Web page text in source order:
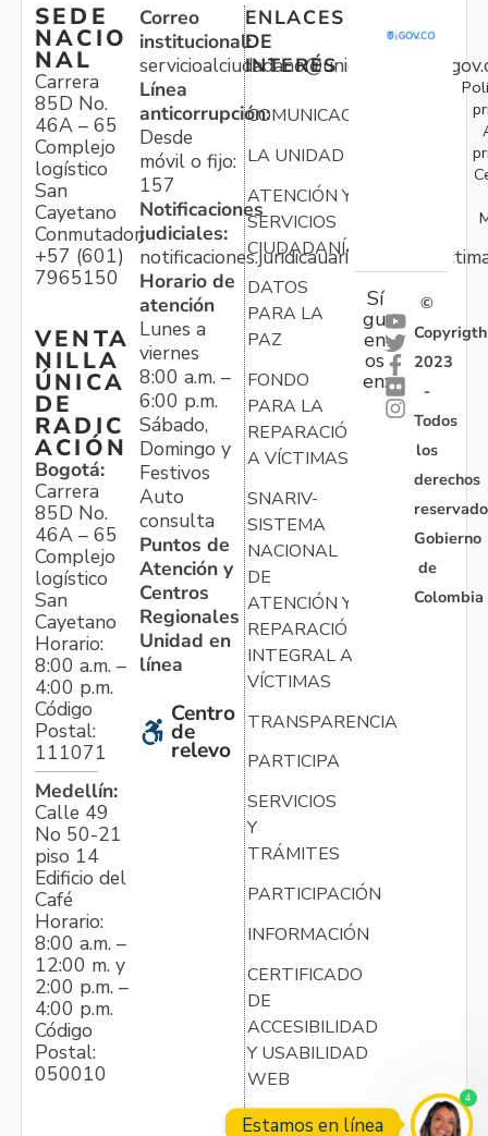
SEDE
NACIO
NAL
Carrera
85D No.
46A – 65
Complejo
logístico
San
Cayetano
Conmutador:
+57 (601)
7965150
VENTA
NILLA
ÚNICA
DE
RADIC
ACIÓN
Bogotá:
Carrera
85D No.
46A – 65
Complejo
logístico
San
Cayetano
Horario:
8:00 a.m. –
4:00 p.m.
Código
Postal:
111071
Medellín:
Calle 49
No 50-21
piso 14
Edificio del
Café
Horario:
8:00 a.m. –
12:00 m. y
2:00 p.m. –
4:00 p.m.
Código
Postal:
050010
Correo
institucional:
Línea
anticorrupción:
Desde
móvil o fijo:
157
Notificaciones
judiciales:
Horario de
atención
Lunes a
viernes
8:00 a.m. –
6:00 p.m.
Sábado,
Domingo y
Festivos
Auto
consulta
Puntos de
Atención y
Centros
Regionales
Unidad en
línea
Centro
de
relevo
ENLACES
DE
INTERÉS
COMUNICACIONES
LA UNIDAD
ATENCIÓN Y
SERVICIOS
CIUDADANÍA
DATOS
PARA LA
PAZ
FONDO
PARA LA
REPARACIÓN
A VÍCTIMAS
SNARIV-
SISTEMA
NACIONAL
DE
ATENCIÓN Y
REPARACIÓN
INTEGRAL A
VÍCTIMAS
TRANSPARENCIA
PARTICIPA
SERVICIOS
Y
TRÁMITES
PARTICIPACIÓN
INFORMACIÓN
CERTIFICADO
DE
ACCESIBILIDAD
Y USABILIDAD
WEB
Sí
gu
en
os
en:
©
Copyrigth
2023
-
Todos
los
derechos
Gobierno
de
Colombia
Estamos en línea
4